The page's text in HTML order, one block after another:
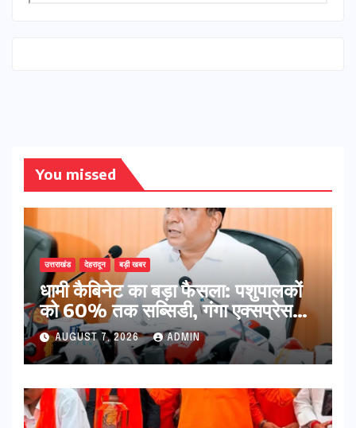
You missed
उत्तराखंड देहरादून बड़ी खबर
​धामी कैबिनेट का बड़ा फैसला: पशुपालकों
को 60% तक सब्सिडी, गंगा एक्सप्रेसवे
का हरिद्वार तक होगा विस्तार
AUGUST 7, 2026 ADMIN